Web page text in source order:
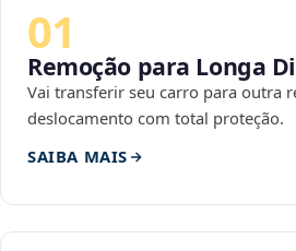
01
Remoção para Longa
Vai transferir seu carro para outra
deslocamento com total proteção.
SAIBA MAIS